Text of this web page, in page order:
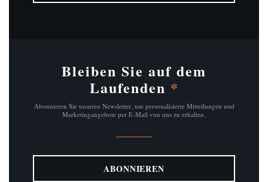
Bleiben Sie auf dem
Laufenden *
Abonnieren Sie unseren Newsletter, um personalisierte Mitteilungen und
Marketingangebote per E-Mail von uns zu erhalten.
ABONNIEREN